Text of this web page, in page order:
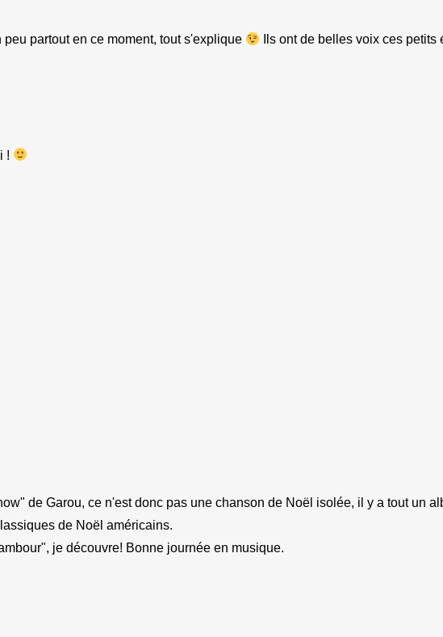
partout en ce moment, tout s'explique Ils ont de belles voix ces petits
!
de Garou, ce n'est donc pas une chanson de Noël isolée, il y a tout un
de Noël américains.
je découvre! Bonne journée en musique.